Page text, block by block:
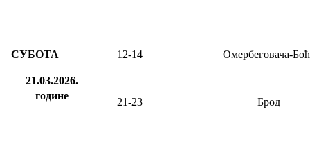
СУБОТА
21.03.2026.
године
12-14 Омербеговача-
21-23 Брод